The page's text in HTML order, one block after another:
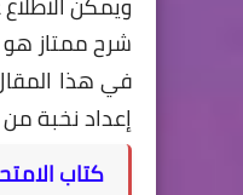
شرح ممتاز
في هذا
إعداد نخبة
كتاب